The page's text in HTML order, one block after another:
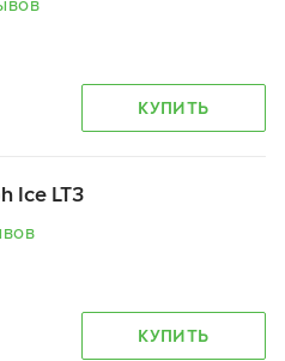
КУПИТЬ
Ice LT3
КУПИТЬ